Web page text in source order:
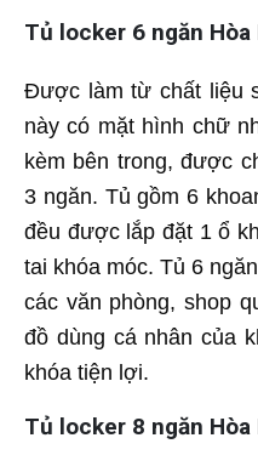
Tủ locker 6 ngăn Hòa
Được làm từ chất liệu
này có mặt hình chữ
kèm bên trong, được
3 ngăn. Tủ gồm 6
đều được lắp đặt 1 ổ
tai khóa móc. Tủ 6
các văn phòng, shop
đồ dùng cá nhân của
khóa tiện lợi.
Tủ locker 8 ngăn Hòa